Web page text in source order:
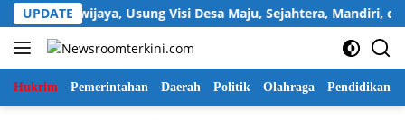
Langsung
ke
konten
UPDATE
Sukawijaya, Usung Visi Desa Maju, Sejahtera, Mandiri, dan
Hukrim Pemerintahan Daerah Politik Olahraga Pendidikan